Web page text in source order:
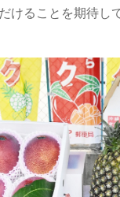
けることを期待し